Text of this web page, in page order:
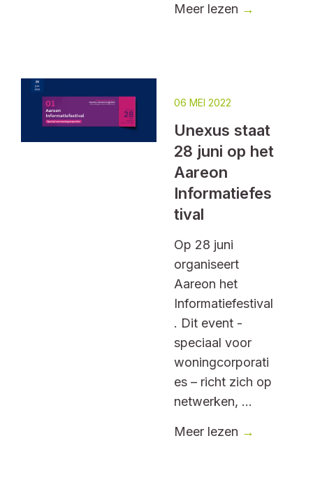
Meer lezen →
06 MEI 2022
Unexus staat
28 juni op het
Aareon
Informatiefes
tival
Op 28 juni
organiseert
Aareon het
Informatiefestival
. Dit event -
speciaal voor
woningcorporati
es – richt zich op
netwerken, ...
Meer lezen →